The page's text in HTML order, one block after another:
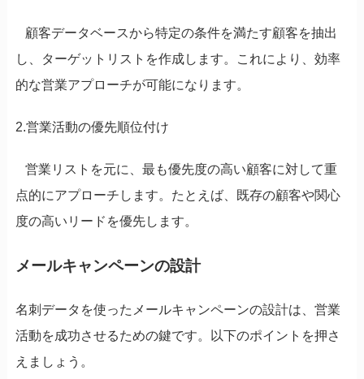
顧客データベースから特定の条件を満たす顧客を抽出
し、ターゲットリストを作成します。これにより、効率
的な営業アプローチが可能になります。
2.営業活動の優先順位付け
営業リストを元に、最も優先度の高い顧客に対して重
点的にアプローチします。たとえば、既存の顧客や関心
度の高いリードを優先します。
メールキャンペーンの設計
名刺データを使ったメールキャンペーンの設計は、営業
活動を成功させるための鍵です。以下のポイントを押さ
えましょう。